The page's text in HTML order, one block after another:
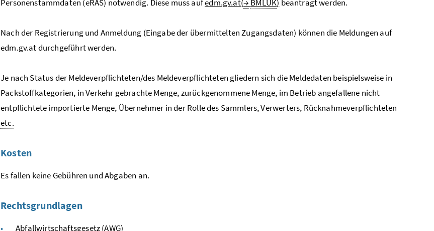
Personenstammdaten (eRAS) notwendig. Diese muss aufedm.gv.at(→ BMLUK) beantragt werden.
Nach der Registrierung und Anmeldung (Eingabe der übermittelten Zugangsdaten) können die Meldungen auf
edm.gv.at durchgeführt werden.
Je nach Status der Meldeverpflichteten/des Meldeverpflichteten gliedern sich die Meldedaten beispielsweise in
Packstoffkategorien, in Verkehr gebrachte Menge, zurückgenommene Menge, im Betrieb angefallene nicht
entpflichtete importierte Menge, Übernehmer in der Rolle des Sammlers, Verwerters, Rücknahmeverpflichteten
etc.
Kosten
Es fallen keine Gebühren und Abgaben an.
Rechtsgrundlagen
Abfallwirtschaftsgesetz(AWG)